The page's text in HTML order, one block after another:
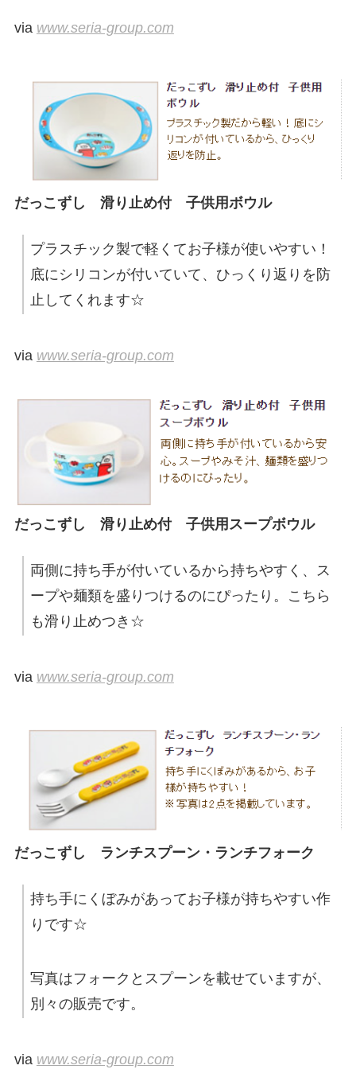
via www.seria-group.com
だっこずし 滑り止め付 子供用ボウル
プラスチック製で軽くてお子様が使いやすい！
底にシリコンが付いていて、ひっくり返りを防
止してくれます☆
via www.seria-group.com
だっこずし 滑り止め付 子供用スープボウル
両側に持ち手が付いているから持ちやすく、ス
ープや麺類を盛りつけるのにぴったり。こちら
も滑り止めつき☆
via www.seria-group.com
だっこずし ランチスプーン・ランチフォーク
持ち手にくぼみがあってお子様が持ちやすい作
りです☆
写真はフォークとスプーンを載せていますが、
別々の販売です。
via www.seria-group.com